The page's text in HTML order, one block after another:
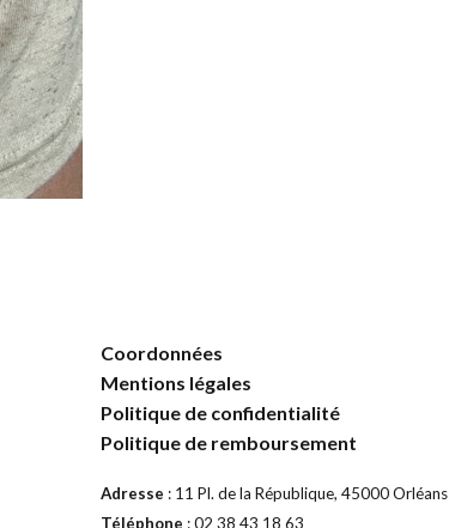
Coordonnées
Mentions légales
Politique de confidentialité
Politique de remboursement
Adresse : 11 Pl. de la République, 45000 Orléans
Téléphone : 02 38 43 18 63